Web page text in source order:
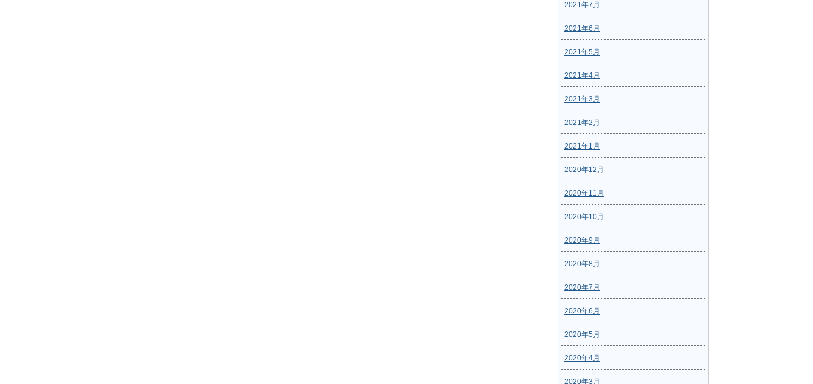
2021年7月
2021年6月
2021年5月
2021年4月
2021年3月
2021年2月
2021年1月
2020年12月
2020年11月
2020年10月
2020年9月
2020年8月
2020年7月
2020年6月
2020年5月
2020年4月
2020年3月